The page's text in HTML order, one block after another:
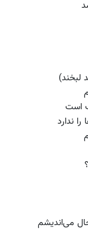
لبخند)
است
ندارد
می‌اندیشم